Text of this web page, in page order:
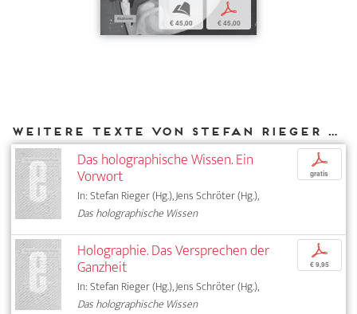
b
€ 45,00
p
€ 45,00
Weitere Texte von Stefan Rieger bei DIAPHANES
Das holographische Wissen. Ein
Vorwort
In: Stefan Rieger (Hg.), Jens Schröter (Hg.),
Das holographische Wissen
p
gratis
Holographie. Das Versprechen der
Ganzheit
In: Stefan Rieger (Hg.), Jens Schröter (Hg.),
Das holographische Wissen
p
€ 9,95